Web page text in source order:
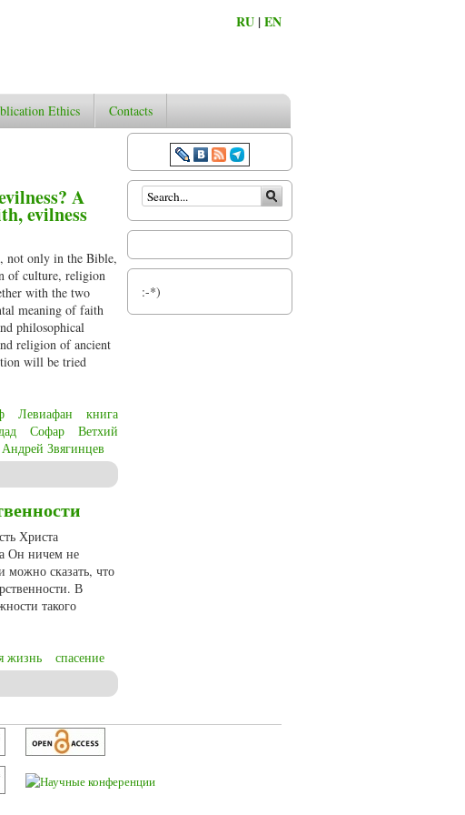
RU |EN
Ethics Contacts
A
evilness
not only in the Bible,
of culture, religion
with the two
meaning of faith
philosophical
religion of ancient
will be tried
Левиафан
книга
Софар
Ветхий
Андрей Звягинцев
Христа
Он ничем не
можно сказать, что
В
такого
жизнь спасение
Search form
:-*)